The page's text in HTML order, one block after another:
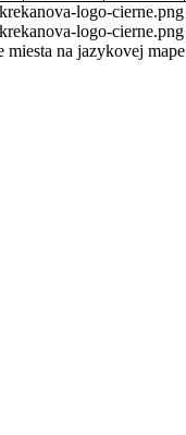
logo-cierne.png
logo-cierne.png
miesta na jazykovej mape